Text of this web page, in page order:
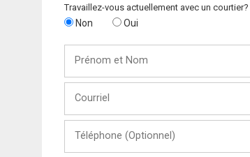
Travaillez-vous actuellement avec un courtier?
Non Oui
Nom
(Optionnel)